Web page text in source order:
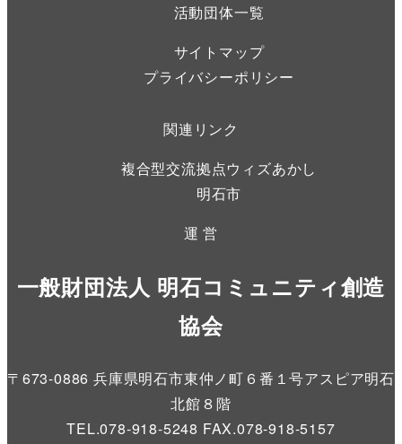
活動団体一覧
サイトマップ
プライバシーポリシー
関連リンク
複合型交流拠点ウィズあかし
明石市
運 営
一般財団法人 明石コミュニティ創造
協会
〒673-0886 兵庫県明石市東仲ノ町６番１号アスピア明石
北館８階
TEL.078-918-5248 FAX.078-918-5157